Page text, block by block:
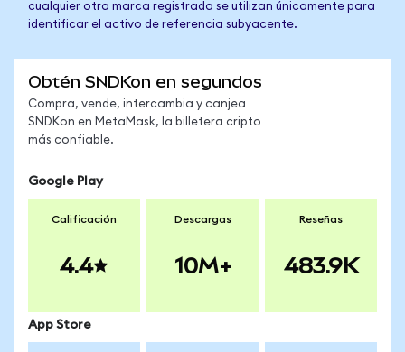
cualquier otra marca registrada se utilizan únicamente para
identificar el activo de referencia subyacente.
Obtén SNDKon en segundos
Compra, vende, intercambia y canjea
SNDKon en MetaMask, la billetera cripto
más confiable.
Google Play
Calificación
4.4
Descargas
10M+
Reseñas
483.9K
App Store